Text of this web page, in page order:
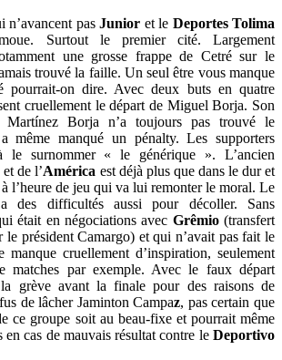
n’avancent pas Junior et le Deportes Tolima
Surtout le premier cité. Largement
une grosse frappe de Cetré sur le
trouvé la faille. Un seul être vous manque
pourrait-on dire. Avec deux buts en quatre
cruellement le départ de Miguel Borja. Son
Martínez Borja n’a toujours pas trouvé le
même manqué un pénalty. Les supporters
le surnommer « le générique ». L’ancien
et de l’América est déjà plus que dans le dur et
à l’heure de jeu qui va lui remonter le moral. Le
des difficultés aussi pour décoller. Sans
était en négociations avec Grêmio(transfert
le président Camargo) et qui n’avait pas fait le
manque cruellement d’inspiration, seulement
matches par exemple. Avec le faux départ
grève avant la finale pour des raisons de
de lâcher Jaminton Campaz, pas certain que
ce groupe soit au beau-fixe et pourrait même
en cas de mauvais résultat contre le Deportivo